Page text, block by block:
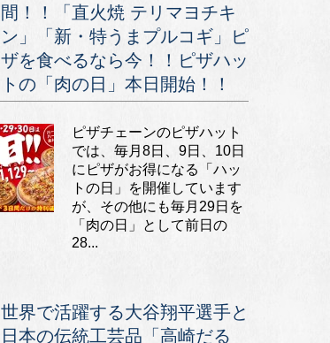
間！！「直火焼 テリマヨチキ
ン」「新・特うまプルコギ」ピ
ザを食べるなら今！！ピザハッ
トの「肉の日」本日開始！！
ピザチェーンのピザハット
では、毎月8日、9日、10日
にピザがお得になる「ハッ
トの日」を開催しています
が、その他にも毎月29日を
「肉の日」として前日の
28...
世界で活躍する大谷翔平選手と
日本の伝統工芸品「高崎だる